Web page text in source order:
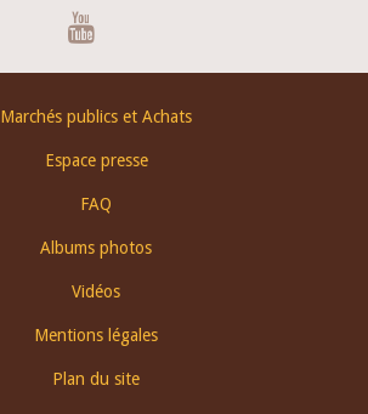
Marchés publics et Achats
Espace presse
FAQ
Albums photos
Vidéos
Mentions légales
Plan du site